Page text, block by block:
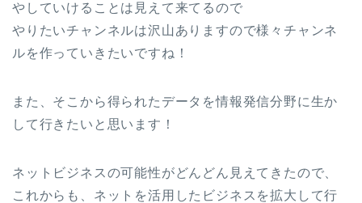
やしていけることは見えて来てるので
やりたいチャンネルは沢山ありますので様々チャンネ
ルを作っていきたいですね！
また、そこから得られたデータを情報発信分野に生か
して行きたいと思います！
ネットビジネスの可能性がどんどん見えてきたので、
これからも、ネットを活用したビジネスを拡大して行